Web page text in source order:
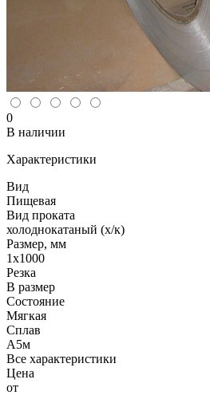
0
В наличии
Характеристики
Вид
Пищевая
Вид проката
холоднокатаный (х/к)
Размер, мм
1х1000
Резка
В размер
Состояние
Мягкая
Сплав
А5м
Все характеристики
Цена
от